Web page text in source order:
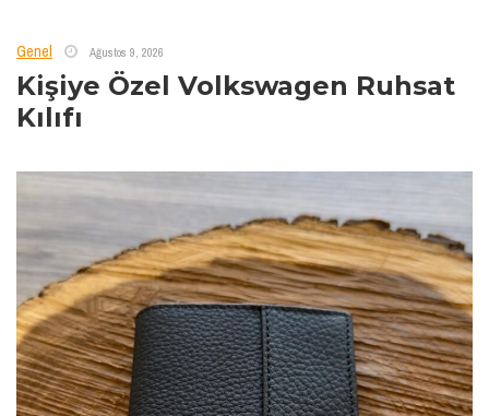
Genel Ağustos 9, 2026
Kişiye Özel Volkswagen Ruhsat
Kılıfı